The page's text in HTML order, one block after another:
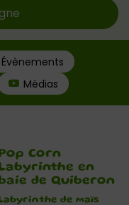
Évènements
Médias
Corn
en
de Quiberon
de maïs